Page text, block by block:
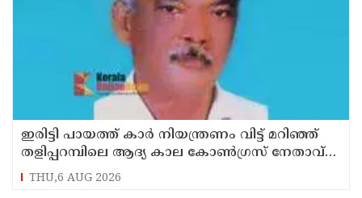
ഇരിട്ടി പായത്ത് കാർ നിയന്ത്രണം വിട്ട് മറിഞ്ഞ്
തളിപ്പറമ്പിലെ ആദ്യ കാല കോണ്‍ഗ്രസ് നേതാവ്
മരിച്ചു
THU,6 AUG 2026